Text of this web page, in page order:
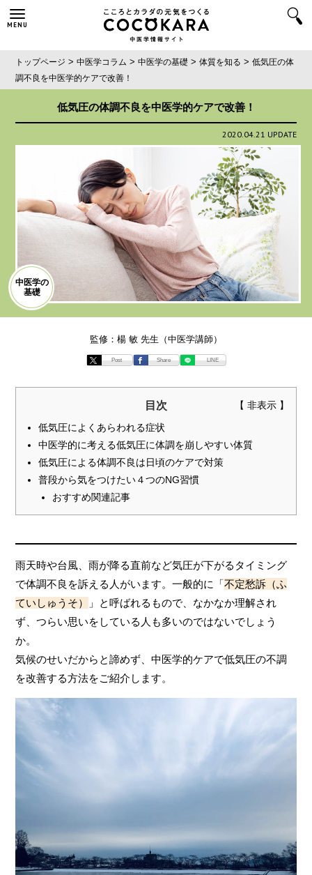
MENU
トップページ >中医学コラム >中医学の基礎 >体質を知る >低気圧の体
調不良を中医学的ケアで改善！
中医学の
基礎
低気圧の体調不良を中医学的ケアで改善！
2020.04.21 UPDATE
監修：楊 敏 先生（中医学講師）
Post Share LINE
目次
低気圧によくあらわれる症状
中医学的に考える低気圧に体調を崩しやすい体質
低気圧による体調不良は日頃のケアで対策
普段から気をつけたい４つのNG習慣
おすすめ関連記事
雨天時や台風、雨が降る直前など気圧が下がるタイミング
で体調不良を訴える人がいます。一般的に「不定愁訴（ふ
ていしゅうそ）
」と呼ばれるもので、なかなか理解され
ず、つらい思いをしている人も多いのではないでしょう
か。
気候のせいだからと諦めず、中医学的ケアで低気圧の不調
を改善する方法をご紹介します。